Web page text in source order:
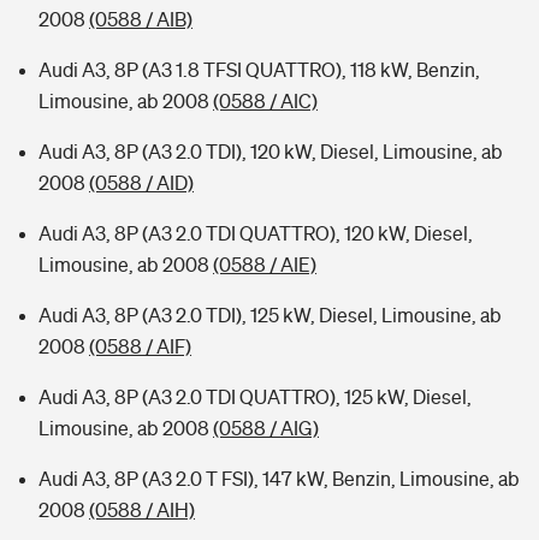
2008 (0588 / AIB)
Audi A3, 8P (A3 1.8 TFSI QUATTRO), 118 kW, Benzin,
Limousine, ab 2008 (0588 / AIC)
Audi A3, 8P (A3 2.0 TDI), 120 kW, Diesel, Limousine, ab
2008 (0588 / AID)
Audi A3, 8P (A3 2.0 TDI QUATTRO), 120 kW, Diesel,
Limousine, ab 2008 (0588 / AIE)
Audi A3, 8P (A3 2.0 TDI), 125 kW, Diesel, Limousine, ab
2008 (0588 / AIF)
Audi A3, 8P (A3 2.0 TDI QUATTRO), 125 kW, Diesel,
Limousine, ab 2008 (0588 / AIG)
Audi A3, 8P (A3 2.0 T FSI), 147 kW, Benzin, Limousine, ab
2008 (0588 / AIH)